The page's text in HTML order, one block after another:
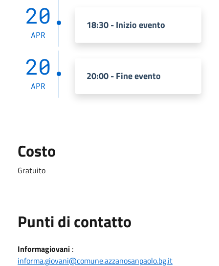
20
APR
18:30 - Inizio evento
20
APR
20:00 - Fine evento
Costo
Gratuito
Punti di contatto
Informagiovani :
informa.giovani@comune.azzanosanpaolo.bg.it